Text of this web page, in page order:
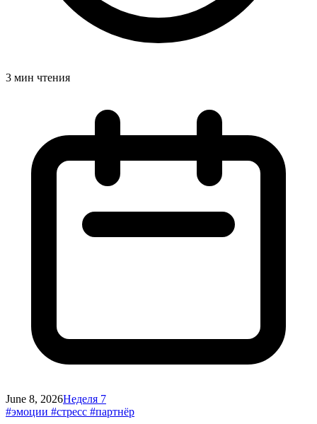
3 мин чтения
June 8, 2026Неделя 7
#эмоции #стресс #партнёр